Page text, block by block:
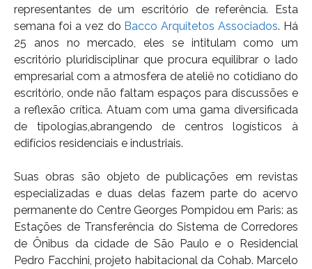
representantes de um escritório de referência. Esta
semana foi a vez do Bacco Arquitetos Associados. Há
25 anos no mercado, eles se intitulam como um
escritório pluridisciplinar que procura equilibrar o lado
empresarial com a atmosfera de ateliê no cotidiano do
escritório, onde não faltam espaços para discussões e
a reflexão crítica. Atuam com uma gama diversificada
de tipologias,abrangendo de centros logísticos à
edifícios residenciais e industriais.
Suas obras são objeto de publicações em revistas
especializadas e duas delas fazem parte do acervo
permanente do Centre Georges Pompidou em Paris: as
Estações de Transferência do Sistema de Corredores
de Ônibus da cidade de São Paulo e o Residencial
Pedro Facchini, projeto habitacional da Cohab. Marcelo